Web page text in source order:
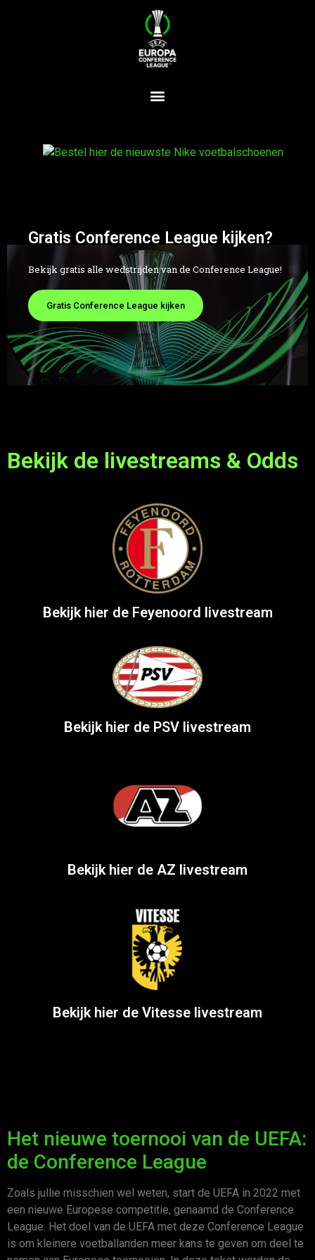
Gratis Conference League kijken?
Bekijk gratis alle wedstrijden van de Conference League!
Gratis Conference League kijken
Bekijk de livestreams & Odds
Bekijk hier de Feyenoord livestream
Bekijk hier de PSV livestream
Bekijk hier de AZ livestream
Bekijk hier de Vitesse livestream
Het nieuwe toernooi van de UEFA:
de Conference League
Zoals jullie misschien wel weten, start de UEFA in 2022 met
een nieuwe Europese competitie, genaamd de Conference
League. Het doel van de UEFA met deze Conference League
is om kleinere voetballanden meer kans te geven om deel te